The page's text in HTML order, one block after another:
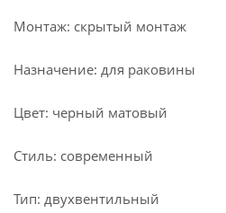
Монтаж: скрытый монтаж
Назначение: для раковины
Цвет: черный матовый
Стиль: современный
Тип: двухвентильный